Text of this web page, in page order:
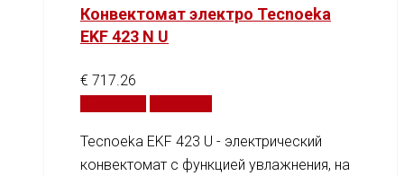
Конвектомат электро Tecnoeka
EKF 423 N U
€ 717.26
Tecnoeka EKF 423 U - электрический
конвектомат с функцией увлажнения, на